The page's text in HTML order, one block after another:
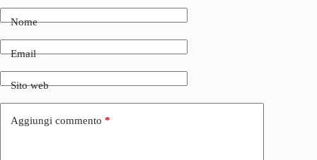
Nome
Email
Sito web
Aggiungi commento *